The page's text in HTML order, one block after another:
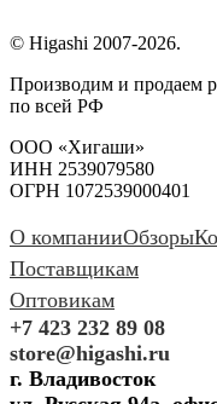
© Higashi 2007-2026.
Производим и продаем
по всей РФ
ООО «Хигаши»
ИНН 2539079580
ОГРН 1072539000401
О компанииОбзоры
Поставщикам
Оптовикам
+7 423 232 89 08
store@higashi.ru
г. Владивосток